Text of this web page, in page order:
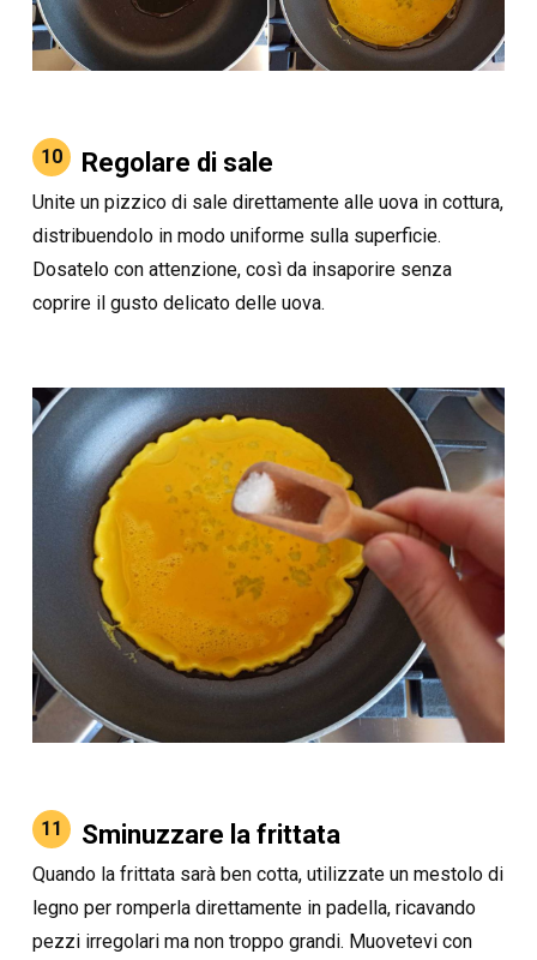
10 Regolare di sale
Unite un pizzico di sale direttamente alle uova in cottura,
distribuendolo in modo uniforme sulla superficie.
Dosatelo con attenzione, così da insaporire senza
coprire il gusto delicato delle uova.
11 Sminuzzare la frittata
Quando la frittata sarà ben cotta, utilizzate un mestolo di
legno per romperla direttamente in padella, ricavando
pezzi irregolari ma non troppo grandi. Muovetevi con